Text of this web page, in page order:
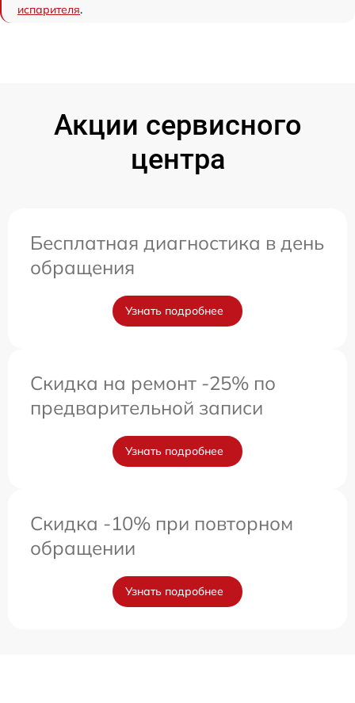
испарителя.
Акции сервисного
центра
Бесплатная диагностика в день
обращения
Узнать подробнее
Скидка на ремонт -25% по
предварительной записи
Узнать подробнее
Скидка -10% при повторном
обращении
Узнать подробнее